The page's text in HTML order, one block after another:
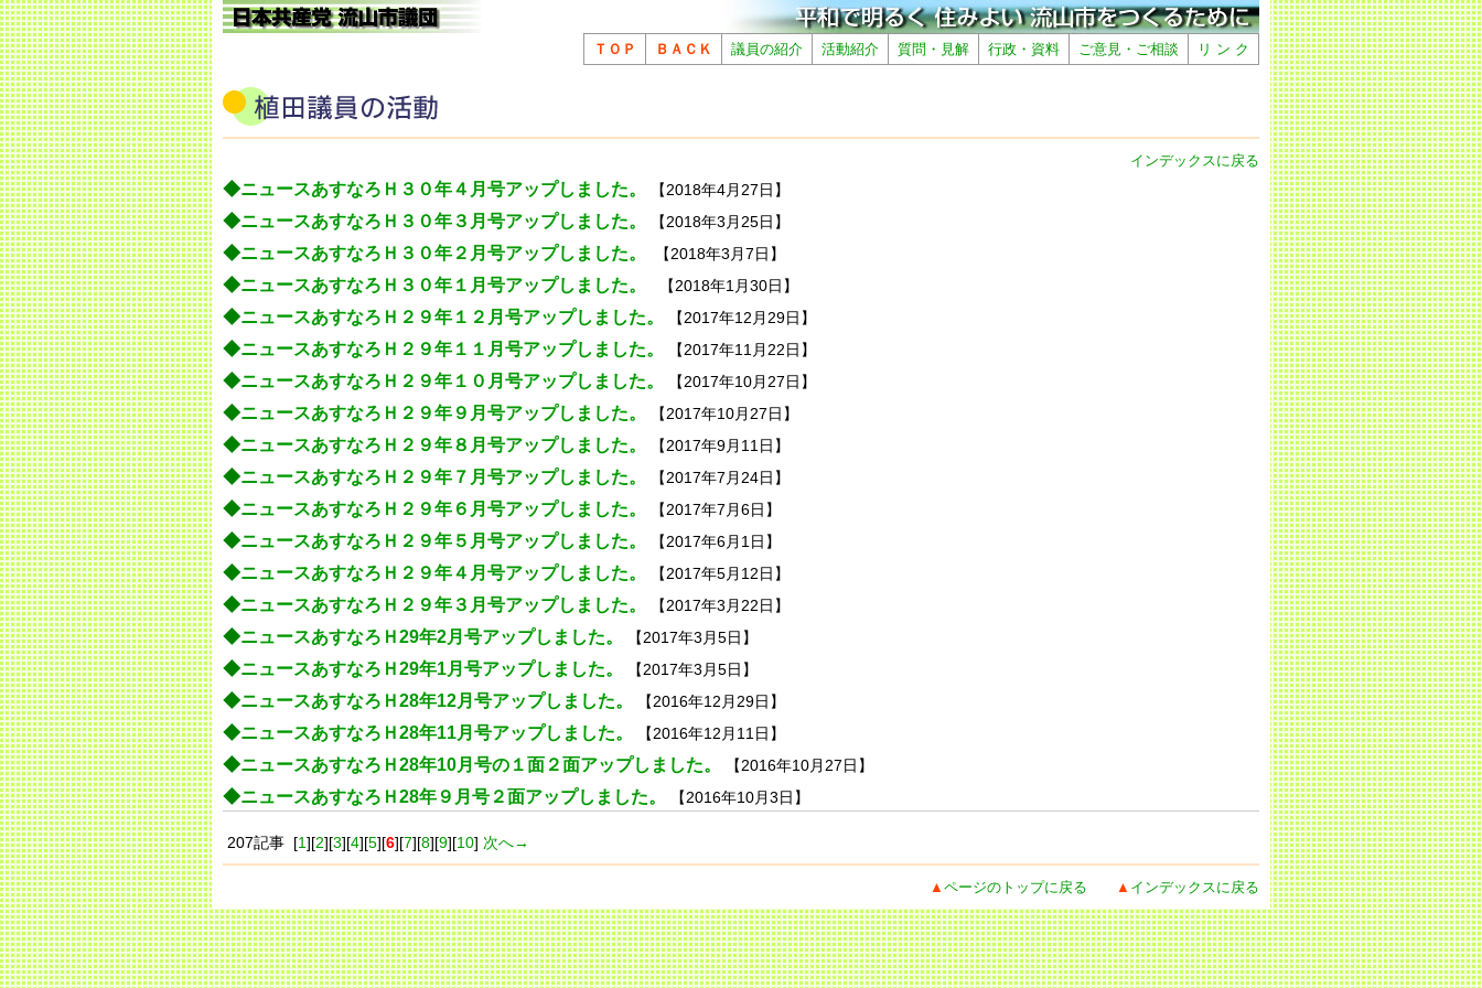
ＴＯＰ ＢＡＣＫ 議員の紹介 活動紹介 質問・見解 行政・資料 ご意見・ご相談 リ ン ク
インデックスに戻る
◆ニュースあすなろＨ３０年４月号アップしました。 【2018年4月27日】
◆ニュースあすなろＨ３０年３月号アップしました。 【2018年3月25日】
◆ニュースあすなろＨ３０年２月号アップしました。 【2018年3月7日】
◆ニュースあすなろＨ３０年１月号アップしました。 【2018年1月30日】
◆ニュースあすなろＨ２９年１２月号アップしました。 【2017年12月29日】
◆ニュースあすなろＨ２９年１１月号アップしました。 【2017年11月22日】
◆ニュースあすなろＨ２９年１０月号アップしました。 【2017年10月27日】
◆ニュースあすなろＨ２９年９月号アップしました。 【2017年10月27日】
◆ニュースあすなろＨ２９年８月号アップしました。 【2017年9月11日】
◆ニュースあすなろＨ２９年７月号アップしました。 【2017年7月24日】
◆ニュースあすなろＨ２９年６月号アップしました。 【2017年7月6日】
◆ニュースあすなろＨ２９年５月号アップしました。 【2017年6月1日】
◆ニュースあすなろＨ２９年４月号アップしました。 【2017年5月12日】
◆ニュースあすなろＨ２９年３月号アップしました。 【2017年3月22日】
◆ニュースあすなろＨ29年2月号アップしました。 【2017年3月5日】
◆ニュースあすなろＨ29年1月号アップしました。 【2017年3月5日】
◆ニュースあすなろＨ28年12月号アップしました。 【2016年12月29日】
◆ニュースあすなろＨ28年11月号アップしました。 【2016年12月11日】
◆ニュースあすなろＨ28年10月号の１面２面アップしました。 【2016年10月27日】
◆ニュースあすなろＨ28年９月号２面アップしました。 【2016年10月3日】
207記事 [1][2][3][4][5][6][7][8][9][10] 次へ→
▲ ページのトップに戻る ▲ インデックスに戻る